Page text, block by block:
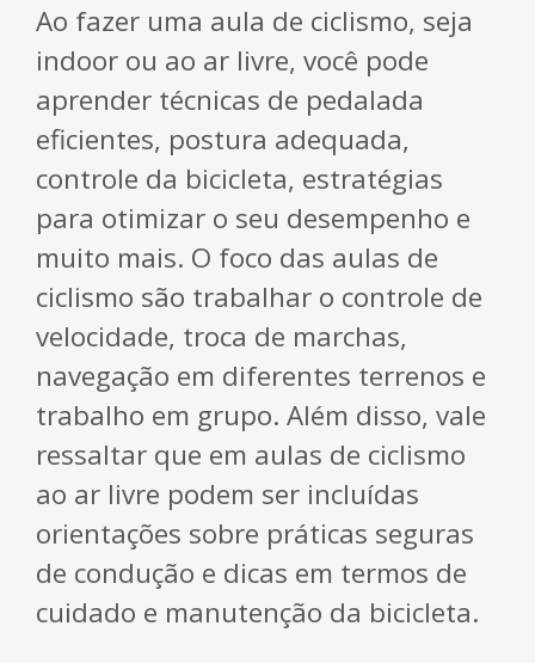
Ao fazer uma aula de ciclismo, seja
indoor ou ao ar livre, você pode
aprender técnicas de pedalada
eficientes, postura adequada,
controle da bicicleta, estratégias
para otimizar o seu desempenho e
muito mais. O foco das aulas de
ciclismo são trabalhar o controle de
velocidade, troca de marchas,
navegação em diferentes terrenos e
trabalho em grupo. Além disso, vale
ressaltar que em aulas de ciclismo
ao ar livre podem ser incluídas
orientações sobre práticas seguras
de condução e dicas em termos de
cuidado e manutenção da bicicleta.